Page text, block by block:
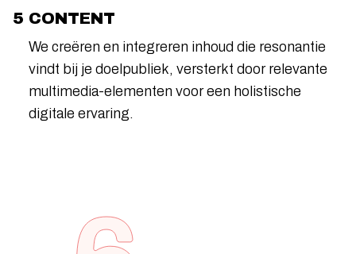
5 CONTENT
We creëren en integreren inhoud die resonantie
vindt bij je doelpubliek, versterkt door relevante
multimedia-elementen voor een holistische
digitale ervaring.